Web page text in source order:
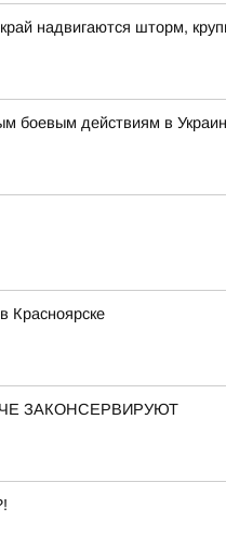
надвигаются шторм,
боевым действиям в
Красноярске
ЗАКОНСЕРВИРУЮТ